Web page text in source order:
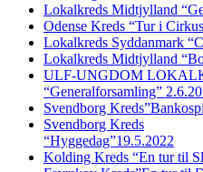
Lokalkreds Midtjylland
Odense Kreds “Tur i
Lokalkreds Syddanmark
Lokalkreds Midtjylland
ULF-UNGDOM
“Generalforsamling”
Svendborg
Svendborg Kreds
“Hyggedag”19.5.2022
Kolding Kreds “En tur til